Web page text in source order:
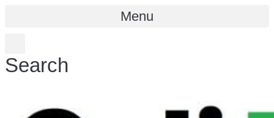
Menu
Search